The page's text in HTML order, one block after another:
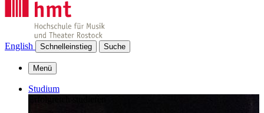
English Schnelleinstieg Suche
Menü
Studium